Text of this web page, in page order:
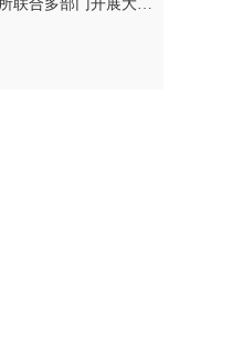
衡东县司法局大浦司法所联合多部门开展大学生“送法下乡”普法宣传活动